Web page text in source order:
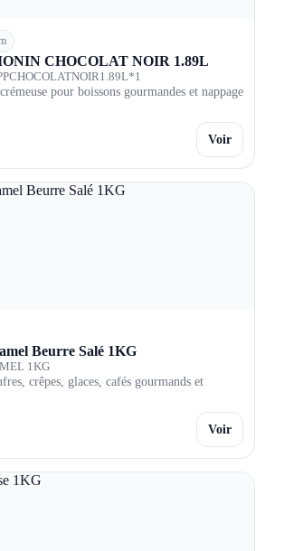
CHOCOLAT NOIR 1.89L
pour boissons gourmandes et nappage
Voir
Beurre Salé 1KG
1KG
crêpes, glaces, cafés gourmands et
Voir